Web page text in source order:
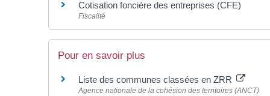
Cotisation foncière des entreprises (CFE)
Fiscalité
Pour en savoir plus
Liste des communes classées en ZRR
Agence nationale de la cohésion des territoires (ANCT)